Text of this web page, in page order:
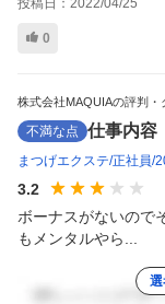
投稿日： 2022/04/25
0
株式会社MAQUIAの評判・
不満な点 仕事内容
まつげエクステ 正社員
3.2
ボーナスがないので
もメンタルやら...
選